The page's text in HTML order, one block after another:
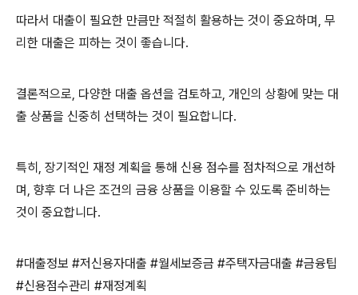
따라서 대출이 필요한 만큼만 적절히 활용하는 것이 중요하며, 무
리한 대출은 피하는 것이 좋습니다.
결론적으로, 다양한 대출 옵션을 검토하고, 개인의 상황에 맞는 대
출 상품을 신중히 선택하는 것이 필요합니다.
특히, 장기적인 재정 계획을 통해 신용 점수를 점차적으로 개선하
며, 향후 더 나은 조건의 금융 상품을 이용할 수 있도록 준비하는
것이 중요합니다.
#대출정보 #저신용자대출 #월세보증금 #주택자금대출 #금융팁
#신용점수관리 #재정계획